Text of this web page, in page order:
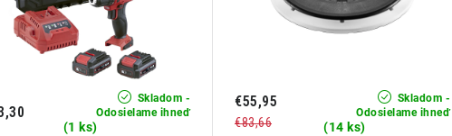
Skladom -
Odosielame ihneď
(1 ks)
Skladom -
Odosielame ihneď
(14 ks)
€55,95
€83,66